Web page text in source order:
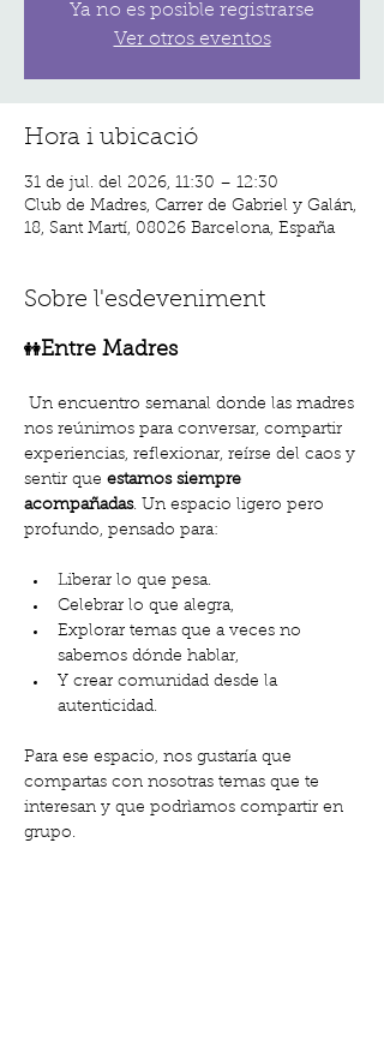
Ya no es posible registrarse
Ver otros eventos
Hora i ubicació
31 de jul. del 2026, 11:30 – 12:30
Club de Madres, Carrer de Gabriel y Galán,
18, Sant Martí, 08026 Barcelona, España
Sobre l'esdeveniment
👭Entre Madres
nos reúnimos para conversar, compartir
experiencias, reflexionar, reírse del caos y
sentir que estamos siempre
acompañadas. Un espacio ligero pero
profundo, pensado para:
Liberar lo que pesa.
Celebrar lo que alegra,
Explorar temas que a veces no
sabemos dónde hablar,
Y crear comunidad desde la
autenticidad.
Para ese espacio, nos gustaría que
compartas con nosotras temas que te
interesan y que podrìamos compartir en
grupo.